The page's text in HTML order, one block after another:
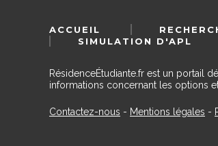
ACCUEIL
SIMULATION D'APL
RésidenceÉtudiante.fr est un portail
informations concernant les options
Contactez-nous - Mentions légales -